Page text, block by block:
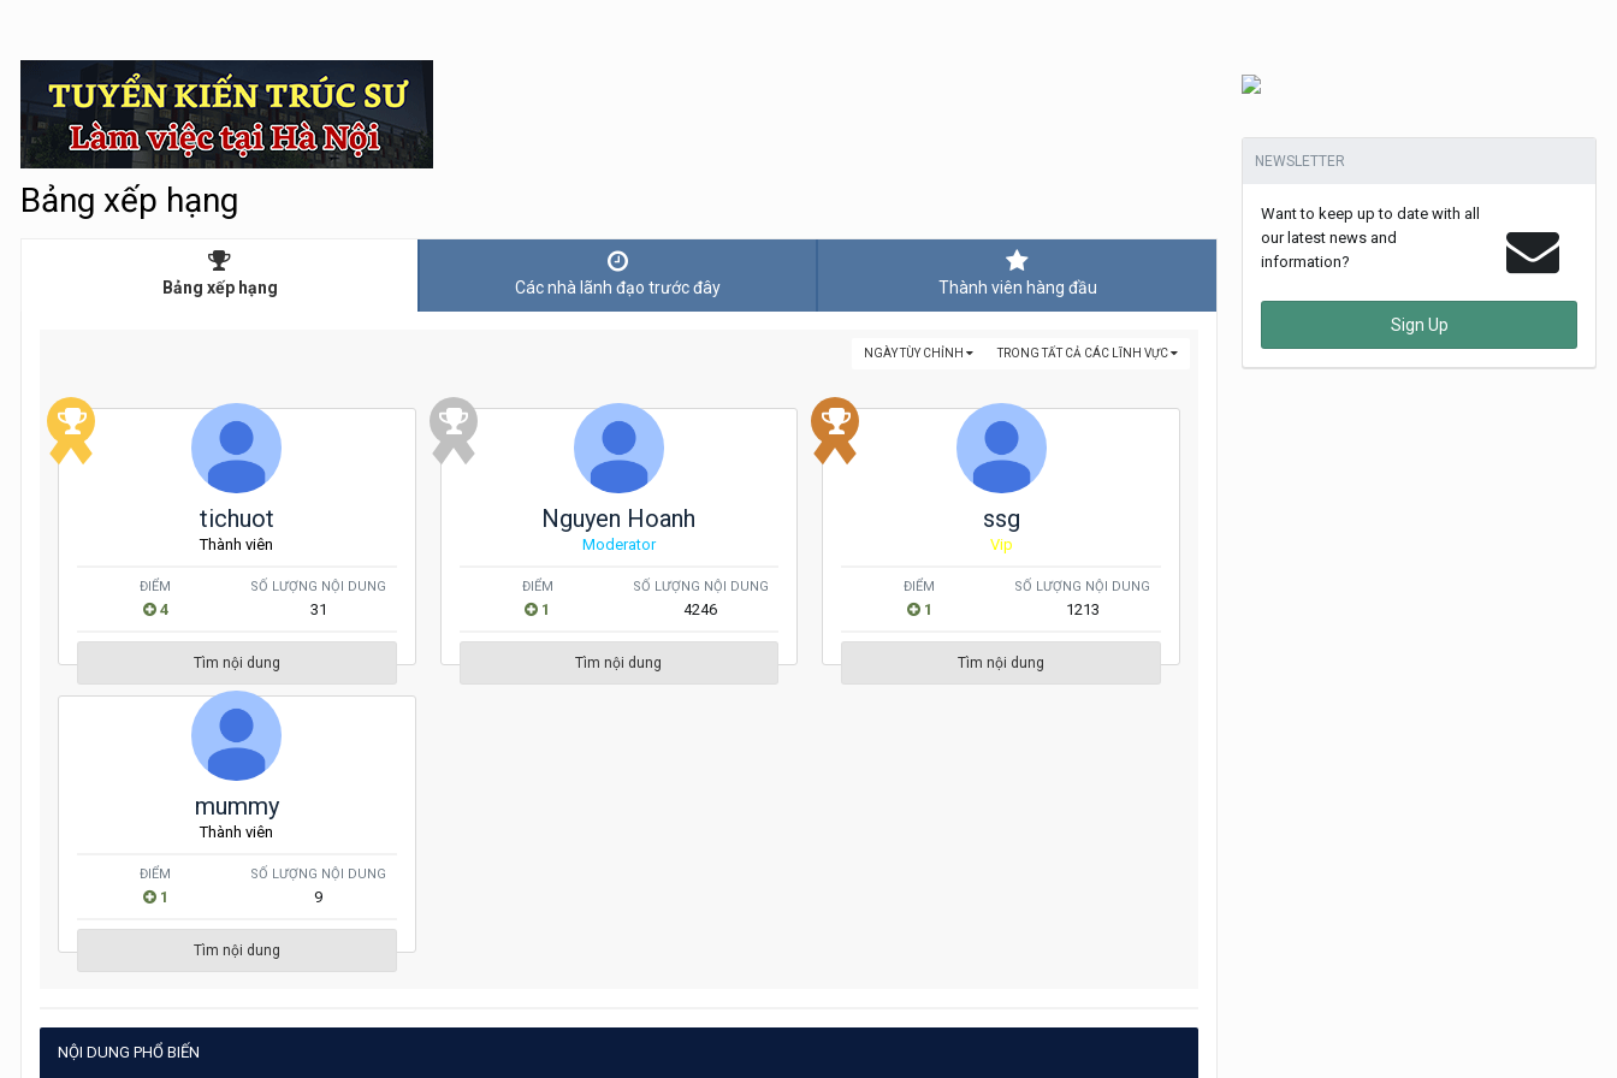
Bảng xếp hạng
Bảng xếp hạng Các nhà lãnh đạo trước đây Thành viên hàng đầu
TRONG TẤT CẢ CÁC LĨNH VỰC
NGÀY TÙY CHỈNH
tichuot
Thành viên
ĐIỂM
4
SỐ LƯỢNG NỘI DUNG
31
Tìm nội dung
Nguyen Hoanh
Moderator
ĐIỂM
1
SỐ LƯỢNG NỘI DUNG
4246
Tìm nội dung
ssg
Vip
ĐIỂM
1
SỐ LƯỢNG NỘI DUNG
1213
Tìm nội dung
mummy
Thành viên
ĐIỂM
1
SỐ LƯỢNG NỘI DUNG
9
Tìm nội dung
NỘI DUNG PHỔ BIẾN
NEWSLETTER
Want to keep up to date with all
our latest news and
information?
Sign Up